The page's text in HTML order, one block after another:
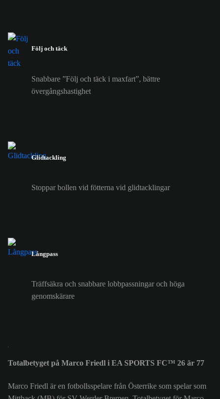
Följ och täck
Snabbare ”Följ och täck i maxfart”, bättre
övergångshastighet
Glidtackling
Stoppar bollen vid fötterna vid glidtacklingar
Långpass
Träffsäkra och snabbare lobbpassningar och höga
genomskärare
Totalbetyget på Marco Friedl i EA SPORTS FC™ 26 är 77
Marco Friedl är en fotbollsspelare från Österrike som spelar som